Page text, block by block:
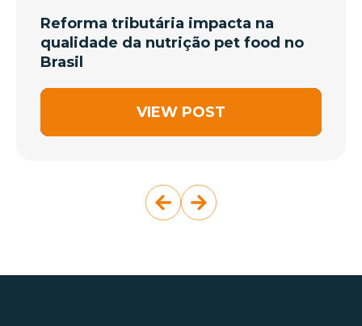
Reforma tributária impacta na
qualidade da nutrição pet food no
Brasil
VIEW POST